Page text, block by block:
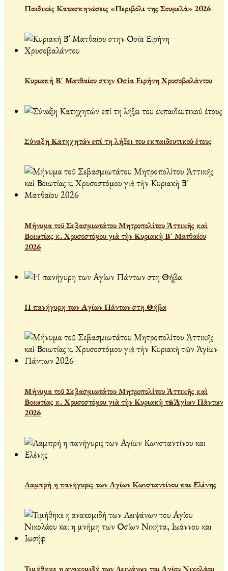
Παιδικές Κατασκηνώσεις «Περιβόλι της Σουμελά» 2026
Κυριακή Β' Ματθαίου στην Οσία Ειρήνη Χρυσοβαλάντου
Σύναξη Κατηχητών επί τη λήξει του εκπαιδευτικού έτους
Μήνυμα τοῦ Σεβασμιωτάτου Μητροπολίτου Ἀττικῆς καὶ
Βοιωτίας κ. Χρυσοστόμου γιὰ τὴν Κυριακὴ Β´ Ματθαίου
2026
Η πανήγυρη των Αγίων Πάντων στη Θήβα
Μήνυμα τοῦ Σεβασμιωτάτου Μητροπολίτου Ἀττικῆς καὶ
Βοιωτίας κ. Χρυσοστόμου γιὰ τὴν Κυριακὴ τῶν Ἁγίων Πάντων
2026
Λαμπρή η πανήγυρις των Αγίων Κωνσταντίνου και Ελένης
Τιμήθηκε η ανακομιδή των Λειψάνων του Αγίου Νικολάου